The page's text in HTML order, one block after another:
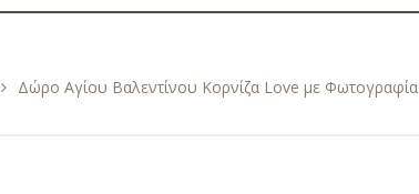
Δώρο Αγίου Βαλεντίνου Κορνίζα Love με Φωτογραφία